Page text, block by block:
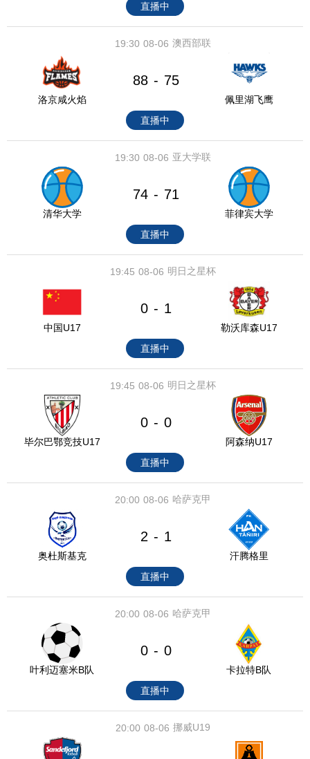
直播中
08-06
19:30 澳西部联
洛京咸火焰
88 - 75
佩里湖飞鹰
直播中
08-06
19:30 亚大学联
清华大学
74 - 71
菲律宾大学
直播中
08-06
19:45 明日之星杯
中国U17
0 - 1
勒沃库森U17
直播中
08-06
19:45 明日之星杯
毕尔巴鄂竞技U17
0 - 0
阿森纳U17
直播中
08-06
20:00 哈萨克甲
奥杜斯基克
2 - 1
汗腾格里
直播中
08-06
20:00 哈萨克甲
叶利迈塞米B队
0 - 0
卡拉特B队
直播中
08-06
20:00 挪威U19